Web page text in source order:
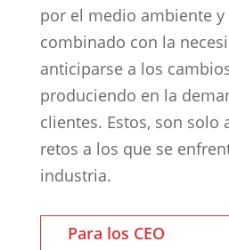
por el medio ambiente
combinado con la
anticiparse a los
produciendo en la
clientes. Estos, son solo
retos a los que se
industria.
Para los CEO